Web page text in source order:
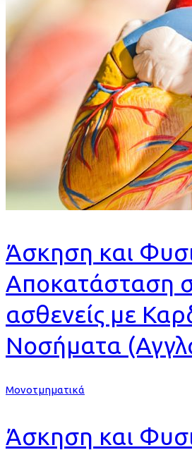
Άσκηση και
Αποκατάσταση
ασθενείς με
Νοσήματα
Μονοτμηματικά
Άσκηση και